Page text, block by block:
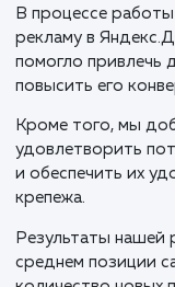
редиректы,
мешали
каннибализации
системам
Следующим
контента. Мы
товаров и
более
но и повысило